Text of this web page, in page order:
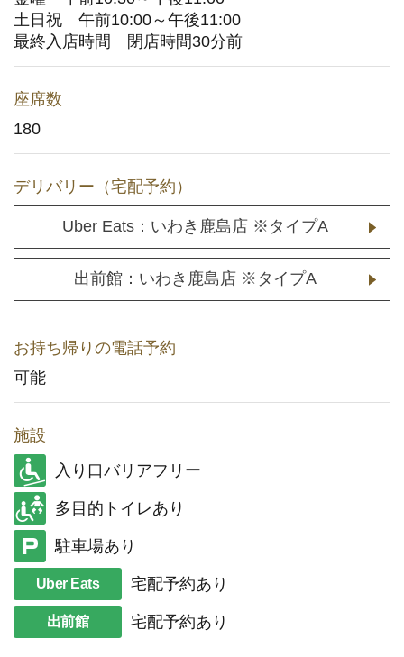
ご意見・お問い合わせフォーム
メディア取材に関するお問い合わせ
(YouTuberの方もこちら)
店舗用地に関するお問い合わせ
採用情報
企業情報
土日祝 午前10:00～午後11:00
最終入店時間 閉店時間30分前
座席数
180
デリバリー（宅配予約）
Uber Eats：いわき鹿島店 ※タイプA
出前館：いわき鹿島店 ※タイプA
お持ち帰りの電話予約
可能
施設
入り口バリアフリー
多目的トイレあり
駐車場あり
Uber Eats 宅配予約あり
出前館 宅配予約あり